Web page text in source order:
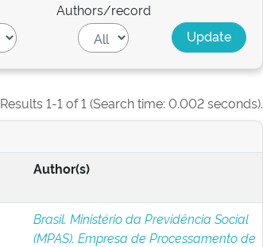
Authors/record
Results 1-1 of 1 (Search time: 0.002 seconds).
Author(s)
Brasil. Ministério da Previdência Social
(MPAS). Empresa de Processamento de